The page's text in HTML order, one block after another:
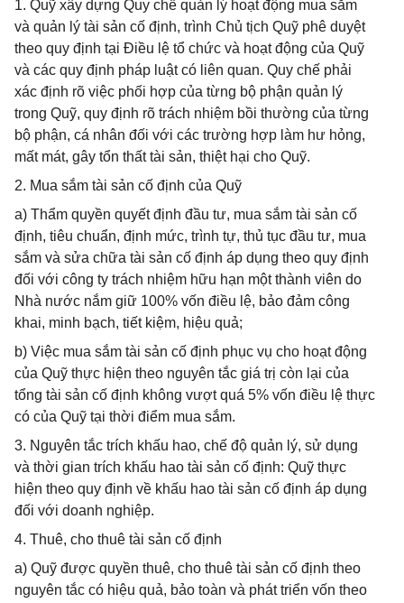
1. Quỹ xây dựng Quy chế quản lý hoạt động mua sắm
và quản lý tài sản cố định, trình Chủ tịch Quỹ phê duyệt
theo quy định tại Điều lệ tổ chức và hoạt động của Quỹ
và các quy định pháp luật có liên quan. Quy chế phải
xác định rõ việc phối hợp của từng bộ phận quản lý
trong Quỹ, quy định rõ trách nhiệm bồi thường của từng
bộ phận, cá nhân đối với các trường hợp làm hư hỏng,
mất mát, gây tổn thất tài sản, thiệt hại cho Quỹ.
2. Mua sắm tài sản cố định của Quỹ
a) Thẩm quyền quyết định đầu tư, mua sắm tài sản cố
định, tiêu chuẩn, định mức, trình tự, thủ tục đầu tư, mua
sắm và sửa chữa tài sản cố định áp dụng theo quy định
đối với công ty trách nhiệm hữu hạn một thành viên do
Nhà nước nắm giữ 100% vốn điều lệ, bảo đảm công
khai, minh bạch, tiết kiệm, hiệu quả;
b) Việc mua sắm tài sản cố định phục vụ cho hoạt động
của Quỹ thực hiện theo nguyên tắc giá trị còn lại của
tổng tài sản cố định không vượt quá 5% vốn điều lệ thực
có của Quỹ tại thời điểm mua sắm.
3. Nguyên tắc trích khấu hao, chế độ quản lý, sử dụng
và thời gian trích khấu hao tài sản cố định: Quỹ thực
hiện theo quy định về khấu hao tài sản cố định áp dụng
đối với doanh nghiệp.
4. Thuê, cho thuê tài sản cố định
a) Quỹ được quyền thuê, cho thuê tài sản cố định theo
nguyên tắc có hiệu quả, bảo toàn và phát triển vốn theo